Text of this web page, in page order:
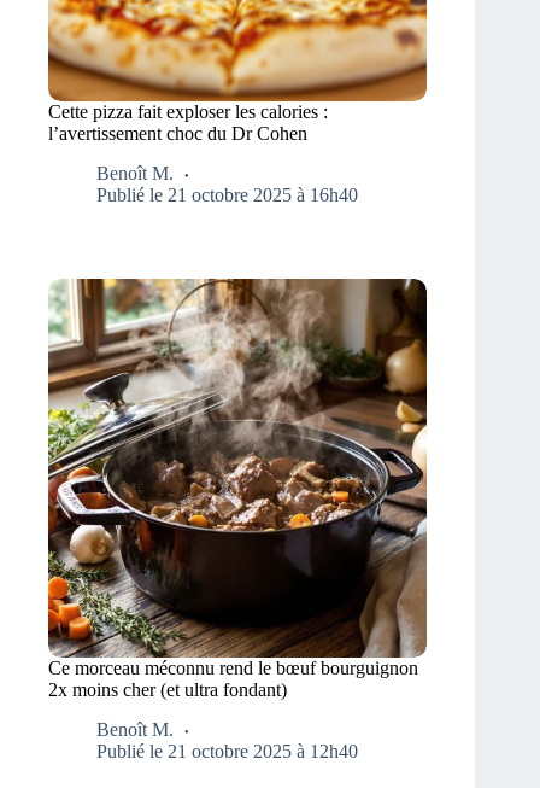
Cette pizza fait exploser les calories :
l’avertissement choc du Dr Cohen
Benoît M.
Publié le 21 octobre 2025 à 16h40
Ce morceau méconnu rend le bœuf bourguignon
2x moins cher (et ultra fondant)
Benoît M.
Publié le 21 octobre 2025 à 12h40